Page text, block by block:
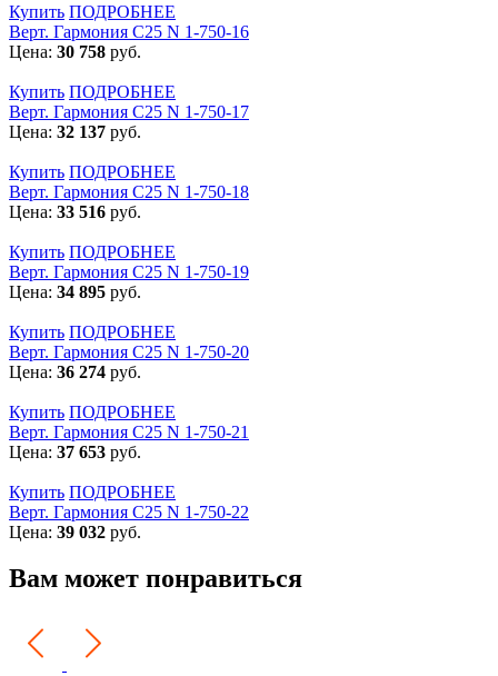
Купить ПОДРОБНЕЕ
Верт. Гармония С25 N 1-750-16
Цена: 30 758 руб.
Купить ПОДРОБНЕЕ
Верт. Гармония С25 N 1-750-17
Цена: 32 137 руб.
Купить ПОДРОБНЕЕ
Верт. Гармония С25 N 1-750-18
Цена: 33 516 руб.
Купить ПОДРОБНЕЕ
Верт. Гармония С25 N 1-750-19
Цена: 34 895 руб.
Купить ПОДРОБНЕЕ
Верт. Гармония С25 N 1-750-20
Цена: 36 274 руб.
Купить ПОДРОБНЕЕ
Верт. Гармония С25 N 1-750-21
Цена: 37 653 руб.
Купить ПОДРОБНЕЕ
Верт. Гармония С25 N 1-750-22
Цена: 39 032 руб.
Вам может понравиться